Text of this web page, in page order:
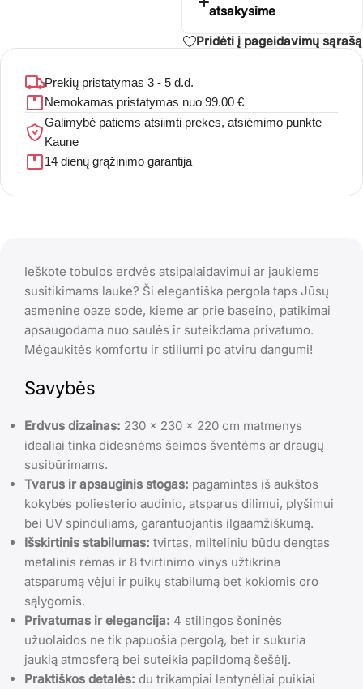
atsakysime
Pridėti į pageidavimų sąrašą
Prekių pristatymas 3 - 5 d.d.
Nemokamas pristatymas nuo 99.00 €
Galimybė patiems atsiimti prekes, atsiėmimo punkte
Kaune
14 dienų grąžinimo garantija
Ieškote tobulos erdvės atsipalaidavimui ar jaukiems
susitikimams lauke? Ši elegantiška pergola taps Jūsų
asmenine oaze sode, kieme ar prie baseino, patikimai
apsaugodama nuo saulės ir suteikdama privatumo.
Mėgaukitės komfortu ir stiliumi po atviru dangumi!
Savybės
Erdvus dizainas: 230 x 230 x 220 cm matmenys
idealiai tinka didesnėms šeimos šventėms ar draugų
susibūrimams.
Tvarus ir apsauginis stogas: pagamintas iš aukštos
kokybės poliesterio audinio, atsparus dilimui, plyšimui
bei UV spinduliams, garantuojantis ilgaamžiškumą.
Išskirtinis stabilumas: tvirtas, milteliniu būdu dengtas
metalinis rėmas ir 8 tvirtinimo vinys užtikrina
atsparumą vėjui ir puikų stabilumą bet kokiomis oro
sąlygomis.
Privatumas ir elegancija: 4 stilingos šoninės
užuolaidos ne tik papuošia pergolą, bet ir sukuria
jaukią atmosferą bei suteikia papildomą šešėlį.
Praktiškos detalės: du trikampiai lentynėliai puikiai